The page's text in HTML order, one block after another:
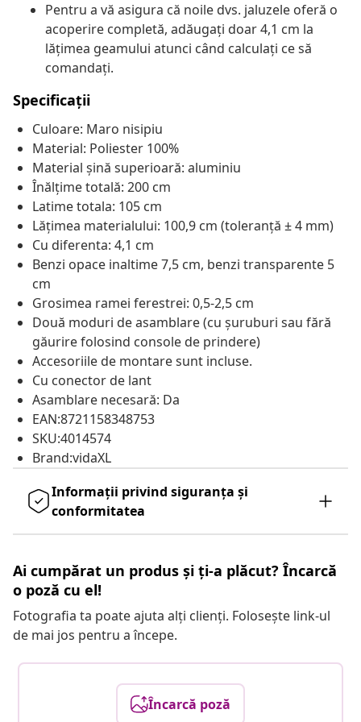
Pentru a vă asigura că noile dvs. jaluzele oferă o
acoperire completă, adăugați doar 4,1 cm la
lățimea geamului atunci când calculați ce să
comandați.
Specificații
Culoare: Maro nisipiu
Material: Poliester 100%
Material șină superioară: aluminiu
Înălțime totală: 200 cm
Latime totala: 105 cm
Lățimea materialului: 100,9 cm (toleranță ± 4 mm)
Cu diferenta: 4,1 cm
Benzi opace inaltime 7,5 cm, benzi transparente 5
cm
Grosimea ramei ferestrei: 0,5-2,5 cm
Două moduri de asamblare (cu șuruburi sau fără
găurire folosind console de prindere)
Accesoriile de montare sunt incluse.
Cu conector de lant
Asamblare necesară: Da
EAN:8721158348753
SKU:4014574
Brand:vidaXL
Informații privind siguranța și
conformitatea
Ai cumpărat un produs și ți-a plăcut? Încarcă
o poză cu el!
Fotografia ta poate ajuta alți clienți. Folosește link-ul
de mai jos pentru a începe.
Încarcă poză